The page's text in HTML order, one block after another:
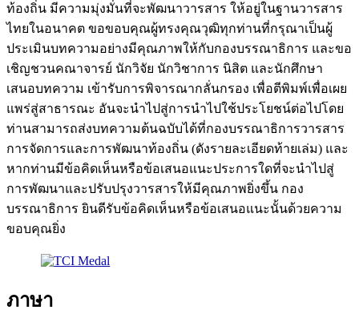
ท้องถิ่น มีความมุ่งมั่นที่จะพัฒนาวารสาร ให้อยู่ในฐานวารสาร
ไทยในอนาคต ขอขอบคุณผู้ทรงคุณวุฒิทุกท่านที่กรุณาเป็นผู้
ประเมินบทความอย่างมีคุณภาพให้กับกองบรรณาธิการ และขอ
เชิญชวนคณาจารย์ นักวิจัย นักวิชาการ นิสิต และนักศึกษา
เสนอบทความ เข้ารับการพิจารณากลั่นกรอง เพื่อตีพิมพ์เพื่อเผย
แพร่สู่สาธารณะ อันจะนําไปสู่การนําไปใช้ประโยชน์ต่อไปโดย
ท่านสามารถส่งบทความต้นฉบับได้ที่กองบรรณาธิการวารสาร
การจัดการและการพัฒนาท้องถิ่น (ดังรายละเอียดท้ายเล่ม) และ
หากท่านมีข้อคิดเห็นหรือข้อเสนอแนะประการใดที่จะนําไปสู่
การพัฒนาและปรับปรุงวารสารให้มีคุณภาพยิ่งขึ้น กอง
บรรณาธิการ ยินดีรับข้อคิดเห็นหรือข้อเสนอแนะนั้นด้วยความ
ขอบคุณยิ่ง
ภาษา